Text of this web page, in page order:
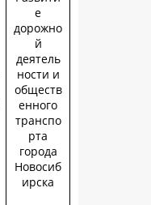
е
дорожно
й
деятель
ности и
обществ
енного
транспо
рта
города
Новосиб
ирска